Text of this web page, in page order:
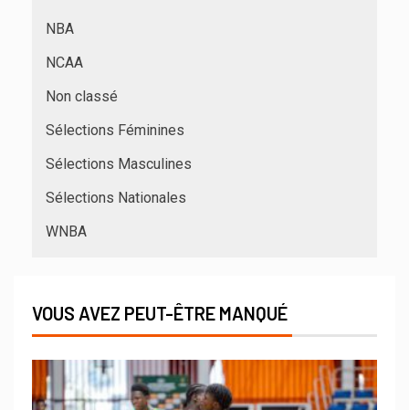
NBA
NCAA
Non classé
Sélections Féminines
Sélections Masculines
Sélections Nationales
WNBA
VOUS AVEZ PEUT-ÊTRE MANQUÉ